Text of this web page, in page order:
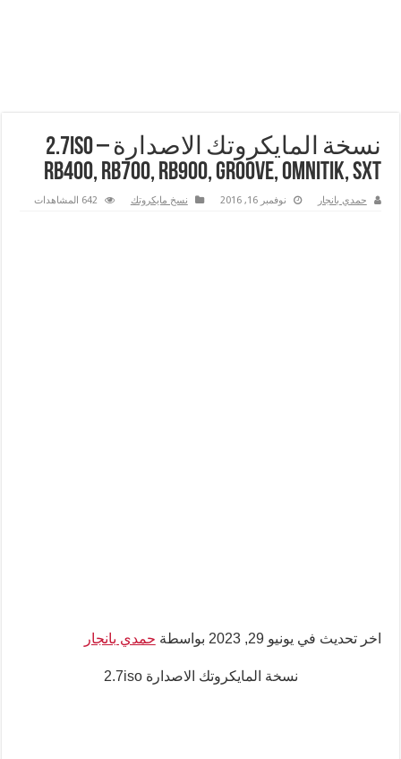
نسخة المايكروتك الاصدارة 2.7iso –
RB400, RB700, RB900, Groove, Omnitik, SXT
حمدي بانجار نوفمبر 16, 2016 نسخ مايكروتك 642 المشاهدات
اخر تحديث في يونيو 29, 2023 بواسطة حمدي بانجار
نسخة المايكروتك الاصدارة 2.7iso